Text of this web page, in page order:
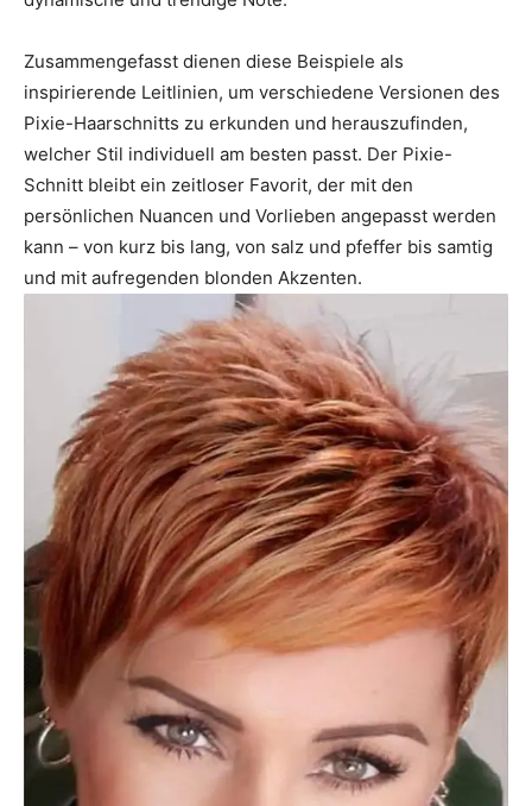
Zusammengefasst dienen diese Beispiele als
inspirierende Leitlinien, um verschiedene Versionen des
Pixie-Haarschnitts zu erkunden und herauszufinden,
welcher Stil individuell am besten passt. Der Pixie-
Schnitt bleibt ein zeitloser Favorit, der mit den
persönlichen Nuancen und Vorlieben angepasst werden
kann – von kurz bis lang, von salz und pfeffer bis samtig
und mit aufregenden blonden Akzenten.